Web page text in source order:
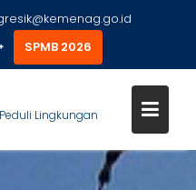
SPMB 2026
Lingkungan